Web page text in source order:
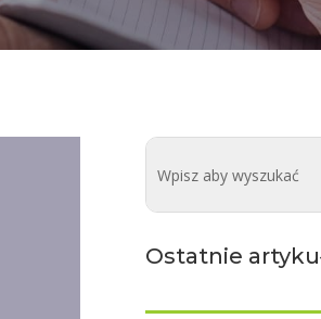
Ostatnie